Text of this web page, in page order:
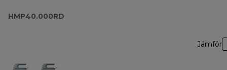
HMP40.000RD
Jämför